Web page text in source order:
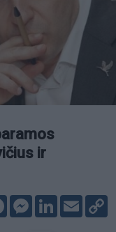
ir
FacebookMessenger
LinkedIn
Email